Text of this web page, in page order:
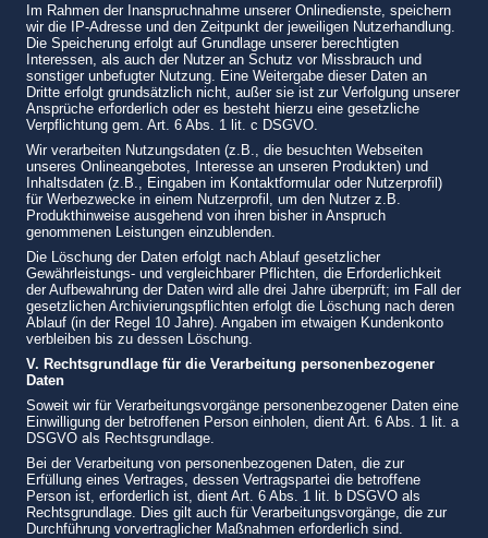
Im Rahmen der Inanspruchnahme unserer Onlinedienste, speichern
wir die IP-Adresse und den Zeitpunkt der jeweiligen Nutzerhandlung.
Die Speicherung erfolgt auf Grundlage unserer berechtigten
Interessen, als auch der Nutzer an Schutz vor Missbrauch und
sonstiger unbefugter Nutzung. Eine Weitergabe dieser Daten an
Dritte erfolgt grundsätzlich nicht, außer sie ist zur Verfolgung unserer
Ansprüche erforderlich oder es besteht hierzu eine gesetzliche
Verpflichtung gem. Art. 6 Abs. 1 lit. c DSGVO.
Wir verarbeiten Nutzungsdaten (z.B., die besuchten Webseiten
unseres Onlineangebotes, Interesse an unseren Produkten) und
Inhaltsdaten (z.B., Eingaben im Kontaktformular oder Nutzerprofil)
für Werbezwecke in einem Nutzerprofil, um den Nutzer z.B.
Produkthinweise ausgehend von ihren bisher in Anspruch
genommenen Leistungen einzublenden.
Die Löschung der Daten erfolgt nach Ablauf gesetzlicher
Gewährleistungs- und vergleichbarer Pflichten, die Erforderlichkeit
der Aufbewahrung der Daten wird alle drei Jahre überprüft; im Fall der
gesetzlichen Archivierungspflichten erfolgt die Löschung nach deren
Ablauf (in der Regel 10 Jahre). Angaben im etwaigen Kundenkonto
verbleiben bis zu dessen Löschung.
V. Rechtsgrundlage für die Verarbeitung personenbezogener
Daten
Soweit wir für Verarbeitungsvorgänge personenbezogener Daten eine
Einwilligung der betroffenen Person einholen, dient Art. 6 Abs. 1 lit. a
DSGVO als Rechtsgrundlage.
Bei der Verarbeitung von personenbezogenen Daten, die zur
Erfüllung eines Vertrages, dessen Vertragspartei die betroffene
Person ist, erforderlich ist, dient Art. 6 Abs. 1 lit. b DSGVO als
Rechtsgrundlage. Dies gilt auch für Verarbeitungsvorgänge, die zur
Durchführung vorvertraglicher Maßnahmen erforderlich sind.